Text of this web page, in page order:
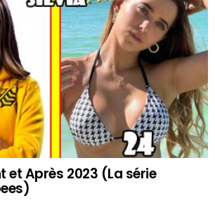
et Après 2023 (La série